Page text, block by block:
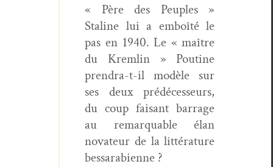
« Père des Peu­ples »
Staline lui a emboîté le
pas en 1940. Le « maître
du Krem­lin » Pou­tine
pren­dra-t-il mod­èle sur
ses deux prédécesseurs,
du coup faisant bar­rage
au remar­quable élan
nova­teur de la lit­téra­ture
bessarabienne ?